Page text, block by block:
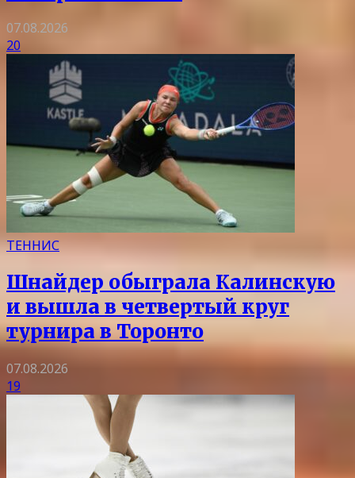
07.08.2026
20
ТЕННИС
Шнайдер обыграла Калинскую
и вышла в четвертый круг
турнира в Торонто
07.08.2026
19